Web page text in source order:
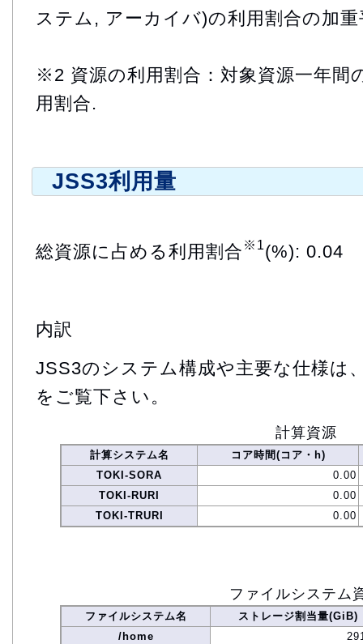
ステム, アーカイバ)の利用割合の加重
※2 資源の利用割合：対象資源一年間
用割合.
JSS3利用量
総資源に占める利用割合 ※1(%): 0.04
内訳
JSS3のシステム構成や主要な仕様は
をご覧下さい。
計算資源
計算システム名
コア時間(コア・h)
TOKI-SORA
0.00
TOKI-RURI
0.00
TOKI-TRURI
0.00
ファイルシステム
ファイルシステム名
ストレージ割当量(GiB)
/home